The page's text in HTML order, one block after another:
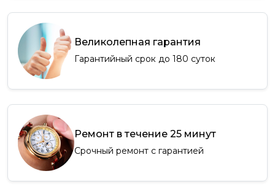
Великолепная гарантия
Гарантийный срок до 180 суток
Ремонт в течение 25 минут
Срочный ремонт с гарантией